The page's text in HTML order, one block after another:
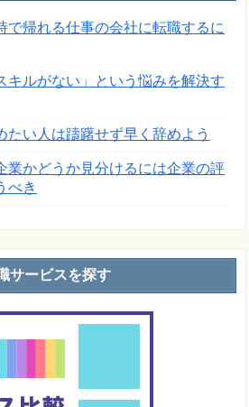
で帰れる仕事の会社に転職するに
キルがない」という悩みを解決す
たい人は躊躇せず早く辞めよう
業かどうか見分けるには企業の評
べき
サービスを探す